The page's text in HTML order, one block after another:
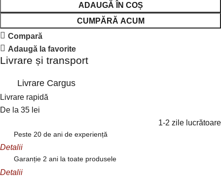
ADAUGĂ ÎN COȘ
CUMPĂRĂ ACUM
Compară
Adaugă la favorite
Livrare și transport
Livrare Cargus
Livrare rapidă
De la 35 lei
1-2 zile lucrătoare
Peste 20 de ani de experiență
Detalii
Garanție 2 ani la toate produsele
Detalii